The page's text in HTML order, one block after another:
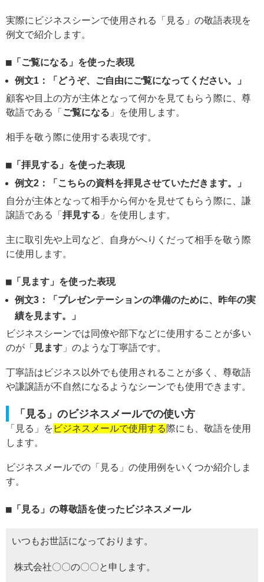
実際にビジネスシーンで使用される「見る」の敬語表現を
例文で紹介します。
「ご覧になる」を使った表現
例文1：「どうぞ、ご自由にご覧になってください。」
顧客や目上の方が主体となって何かを見てもらう際に、尊
敬語である「 ご覧になる 」を使用します。
相手を敬う際に使用する表現です。
「拝見する」を使った表現
例文2：「こちらの資料を拝見させていただきます。」
自分が主体となって相手から何かを見せてもらう際に、謙
譲語である「 拝見する 」を使用します。
主に取引先や上司など、自身がへりくだって相手を敬う際
に使用します。
「見ます」を使った表現
例文3：「プレゼンテーションの準備のために、昨年の実
績を見ます。」
ビジネスシーンでは同僚や部下などに使用することが多い
のが「 見ます 」のような丁寧語です。
丁寧語はビジネス以外でも使用されることが多く、尊敬語
や謙譲語が不自然になるようなシーンでも使用できます。
「見る」のビジネスメールでの使い方
「見る」を ビジネスメールで使用する際にも、敬語を使用
します。
ビジネスメールでの「見る」の使用例をいくつか紹介しま
す。
「見る」の尊敬語を使ったビジネスメール
いつもお世話になっております。
株式会社〇〇の〇〇と申します。